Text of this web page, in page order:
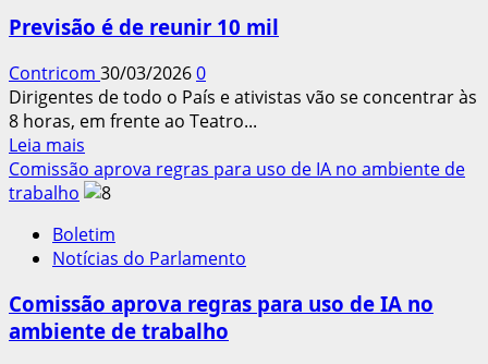
convocam
2026
dia
15
de
abril
em
Brasília
Previsão é de reunir 10 mil
Contricom 30/03/20260
Dirigentes de todo o País e ativistas vão se concentrar às
8 horas, em frente ao Teatro...
Leia mais
mais
sobre
é
de
10
mil
Comissão aprova regras para uso de IA no ambiente de
trabalho
Boletim
Notícias do Parlamento
Comissão aprova regras para uso de IA no
ambiente de trabalho